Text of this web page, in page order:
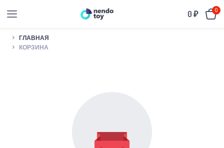
0₽ 0
ГЛАВНАЯ
КОРЗИНА